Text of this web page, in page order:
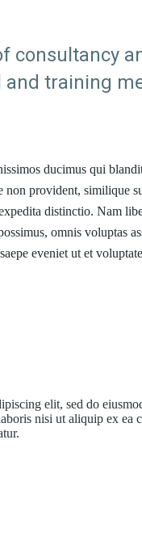
consultancy
training
ducimus qui
non provident,
distinctio. Nam
omnis voluptas
eveniet ut et
elit, sed do
nisi ut aliquip ex